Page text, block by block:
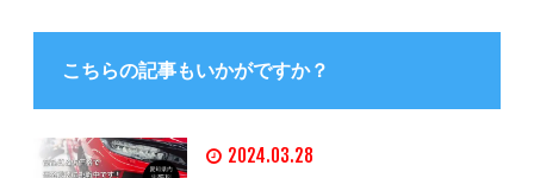
こちらの記事もいかがですか？
2024.03.28